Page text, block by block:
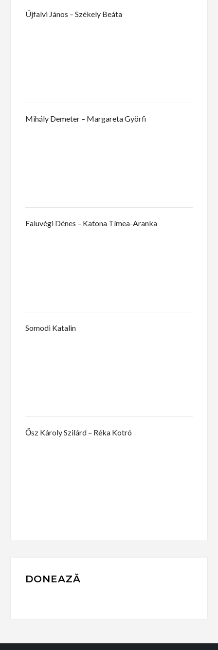
Újfalvi János – Székely Beáta
Mihály Demeter – Margareta Györfi
Faluvégi Dénes – Katona Tímea-Aranka
Somodi Katalin
Ősz Károly Szilárd – Réka Kotró
DONEAZĂ